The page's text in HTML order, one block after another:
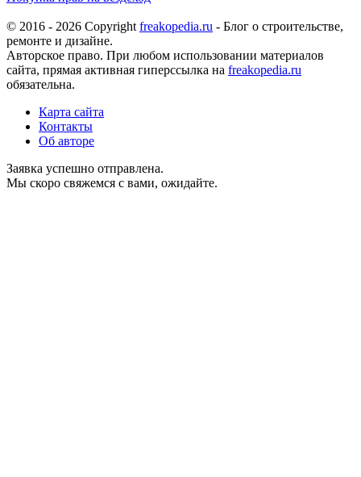
© 2016 - 2026 Copyright freakopedia.ru - Блог о строительстве,
ремонте и дизайне.
Авторское право. При любом использовании материалов
сайта, прямая активная гиперссылка на freakopedia.ru
обязательна.
Карта сайта
Контакты
Об авторе
Заявка успешно отправлена.
Мы скоро свяжемся с вами, ожидайте.